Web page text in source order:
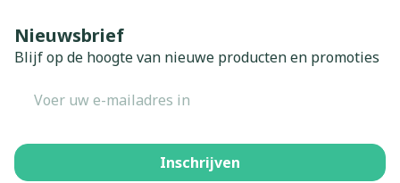
Nieuwsbrief
Blijf op de hoogte van nieuwe producten en promoties
Inschrijven